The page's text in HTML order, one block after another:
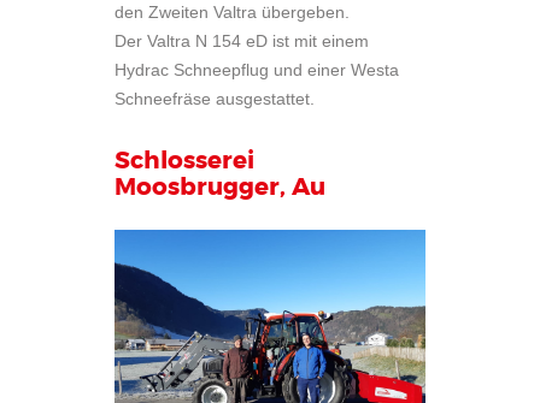
den Zweiten Valtra übergeben.
Der Valtra N 154 eD ist mit einem
Hydrac Schneepflug und einer Westa
Schneefräse ausgestattet.
Schlosserei
Moosbrugger, Au